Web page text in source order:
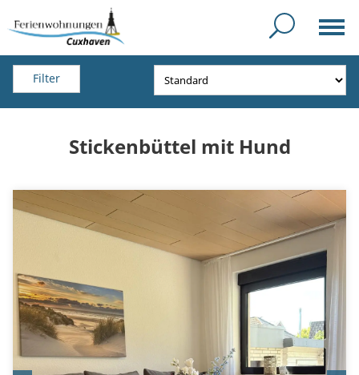
Filter
Stickenbüttel mit Hund